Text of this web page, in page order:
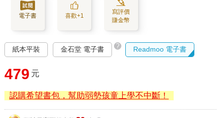
電子書 喜歡+1
寫評價
賺金幣
紙本平裝 金石堂 電子書 ? Readmoo 電子書
479 元
認購希望書包，幫助弱勢孩童上學不中斷！